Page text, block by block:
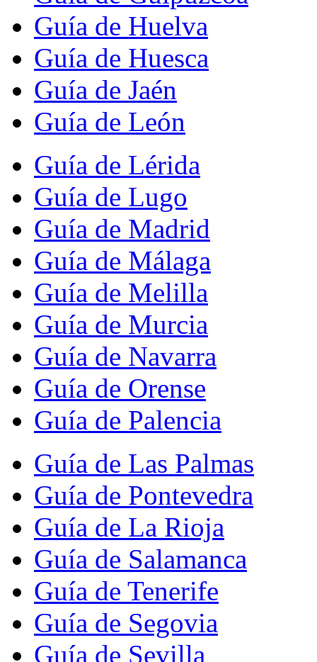
Guía de Huelva
Guía de Huesca
Guía de Jaén
Guía de León
Guía de Lérida
Guía de Lugo
Guía de Madrid
Guía de Málaga
Guía de Melilla
Guía de Murcia
Guía de Navarra
Guía de Orense
Guía de Palencia
Guía de Las Palmas
Guía de Pontevedra
Guía de La Rioja
Guía de Salamanca
Guía de Tenerife
Guía de Segovia
Guía de Sevilla